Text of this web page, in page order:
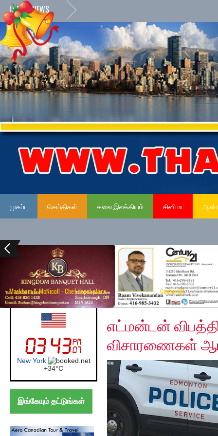
LATEST NEWS
முகப்பு செய்திகள் கலை இலக்கியம் சினிமா
Markham & McNicoll - Chef depot plaza Century21
UK (London)
London
+24°C
இங்கேயும் தட்டுங்கள்
Wednesday, May 29,
எட்மன்டன்
விசாரணைகள்